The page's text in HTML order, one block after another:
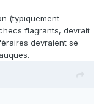
(typiquement
flagrants, devrait
devraient se